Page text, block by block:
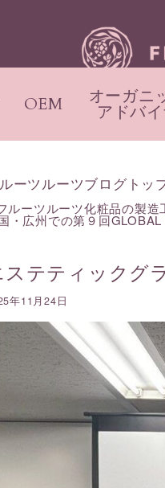
OEM オーガニ
アドバ
ーツルーツブログトッ
ルーツルーツ化粧品の製造
・広州での第９回
テティックグ
年11月24日